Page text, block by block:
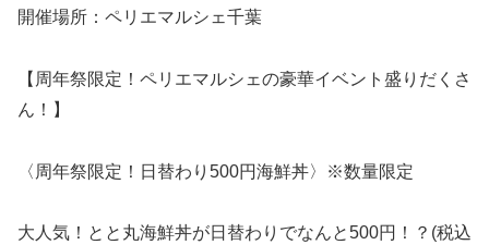
開催場所：ペリエマルシェ千葉
【周年祭限定！ペリエマルシェの豪華イベント盛りだくさ
ん！】
〈周年祭限定！日替わり500円海鮮丼〉※数量限定
大人気！とと丸海鮮丼が日替わりでなんと500円！？(税込